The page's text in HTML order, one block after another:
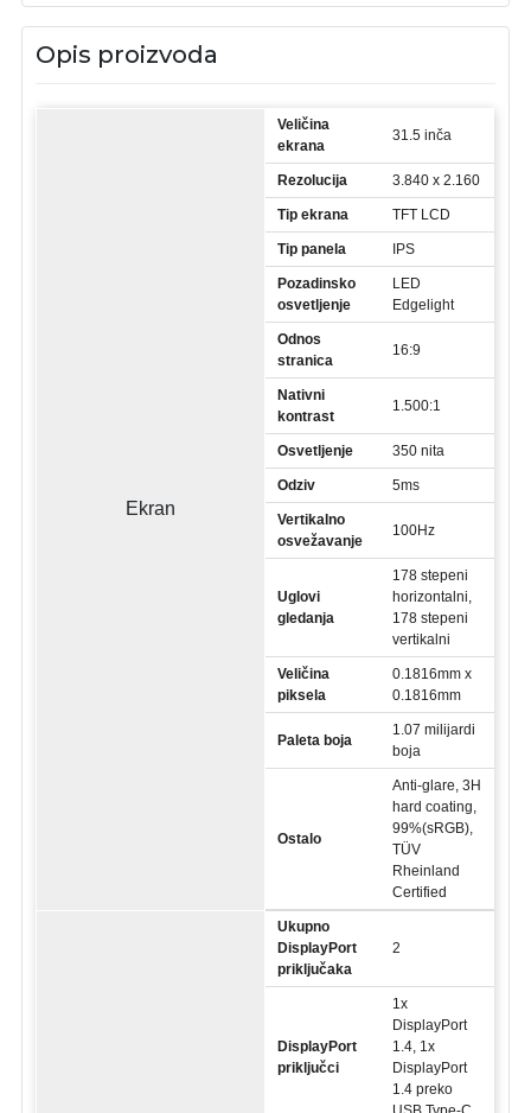
Opis proizvoda
Ekran
Veličina
ekrana
31.5 inča
Rezolucija 3.840 x 2.160
Tip ekrana TFT LCD
Tip panela IPS
Pozadinsko
osvetljenje
LED
Edgelight
Odnos
stranica
16:9
Nativni
kontrast
1.500:1
Osvetljenje 350 nita
Odziv 5ms
Vertikalno
osvežavanje
100Hz
Uglovi
gledanja
178 stepeni
horizontalni,
178 stepeni
vertikalni
Veličina
piksela
0.1816mm x
0.1816mm
Paleta boja
1.07 milijardi
boja
Ostalo
Anti-glare, 3H
hard coating,
99%(sRGB),
TÜV
Rheinland
Certified
Ukupno
DisplayPort
priključaka
2
DisplayPort
priključci
1x
DisplayPort
1.4, 1x
DisplayPort
1.4 preko